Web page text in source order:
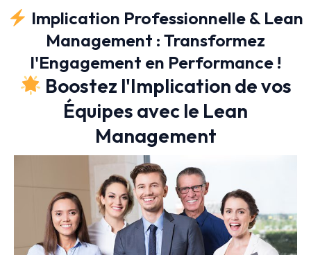
Implication Professionnelle & Lean
Management : Transformez
l'Engagement en Performance !
Boostez l'Implication de vos
Équipes avec le Lean
Management